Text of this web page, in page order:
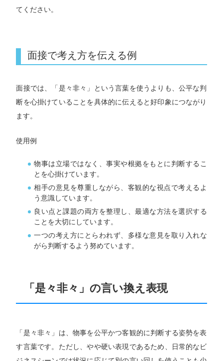
てください。
面接で考え方を伝える例
面接では、「是々非々」という言葉を使うよりも、公平な判
断を心掛けていることを具体的に伝えると好印象につながり
ます。
使用例
物事は立場ではなく、事実や根拠をもとに判断するこ
とを心掛けています。
相手の意見を尊重しながら、客観的な視点で考えるよ
う意識しています。
良い点と課題の両方を整理し、最適な方法を選択する
ことを大切にしています。
一つの考え方にとらわれず、多様な意見を取り入れな
がら判断するよう努めています。
「是々非々」の言い換え表現
「是々非々」は、物事を公平かつ客観的に判断する姿勢を表
す言葉です。ただし、やや硬い表現であるため、日常的なビ